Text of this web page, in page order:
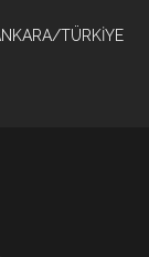
TÜRKİYE